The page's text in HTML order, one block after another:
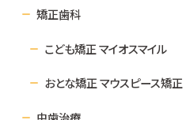
矯正歯科
こども矯正 マイオスマイル
おとな矯正 マウスピース矯正